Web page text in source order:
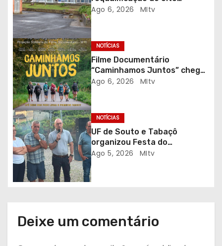
e
a
r
t
i
g
o
s
escolas prioritárias
Ago 6, 2026 MItv
NOTÍCIAS
Filme Documentário
“Caminhamos Juntos” chega
ao Auditório do C.E.R. Vagos
Ago 6, 2026 MItv
NOTÍCIAS
UF de Souto e Tabaçô
organizou Festa do
Emigrante
Ago 5, 2026 MItv
Deixe um comentário